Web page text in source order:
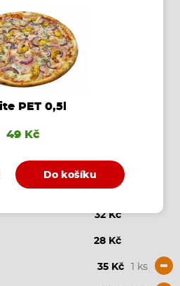
v ceně
32 Kč
28 Kč
35 Kč 1 ks -
PET 0,5l
49 Kč
Do košíku